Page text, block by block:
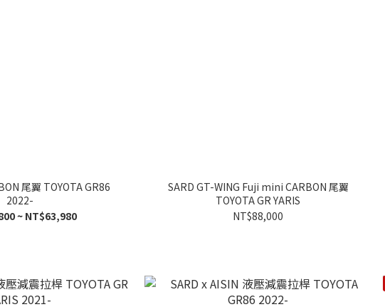
尾翼 TOYOTA GR86
2022-
~ NT$63,980
SARD GT-WING Fuji mini CARBON 尾翼
TOYOTA GR YARIS
NT$88,000